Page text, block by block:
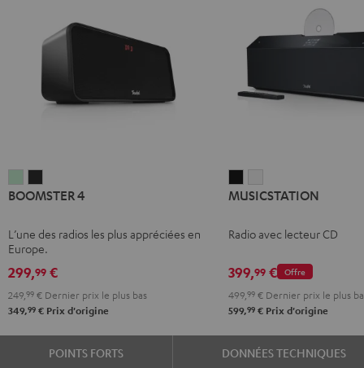
4
Green
4
Black
BOOMSTER 4
L’une des radios les plus appréciées en
Europe.
299,99 €
249, 99 € Dernier prix le plus bas
349,99 € Prix d'origine
NoirBlanc
MUSICSTATION
Radio avec lecteur CD
Offre
399,99€
499, 99€Dernier prix le plus
599,99€Prix d'origine
POINTS FORTS DONNÉES TECHNIQUES